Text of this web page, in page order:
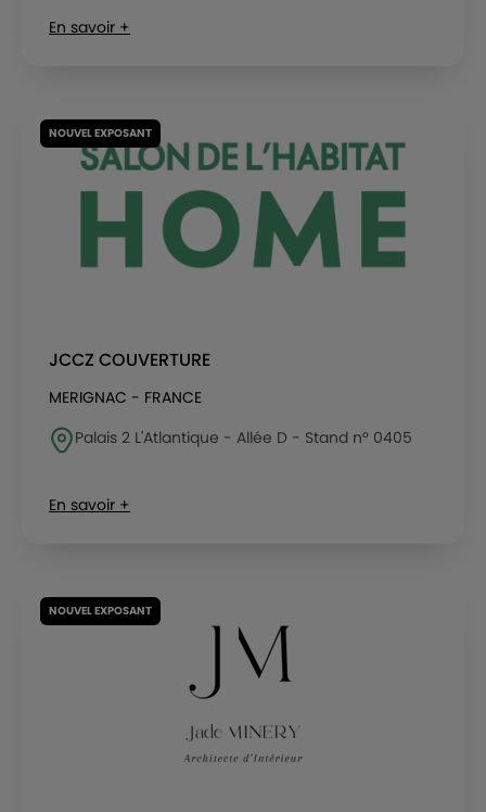
En savoir +
NOUVEL EXPOSANT
JCCZ COUVERTURE
MERIGNAC - FRANCE
Palais 2 L'Atlantique - Allée D - Stand n° 0405
En savoir +
NOUVEL EXPOSANT